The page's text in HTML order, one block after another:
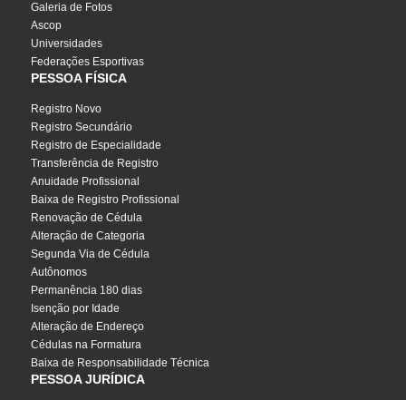
Galeria de Fotos
Ascop
Universidades
Federações Esportivas
PESSOA FÍSICA
Registro Novo
Registro Secundário
Registro de Especialidade
Transferência de Registro
Anuidade Profissional
Baixa de Registro Profissional
Renovação de Cédula
Alteração de Categoria
Segunda Via de Cédula
Autônomos
Permanência 180 dias
Isenção por Idade
Alteração de Endereço
Cédulas na Formatura
Baixa de Responsabilidade Técnica
PESSOA JURÍDICA